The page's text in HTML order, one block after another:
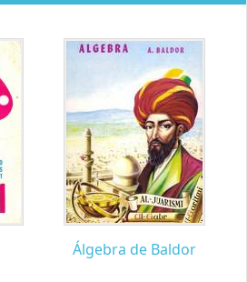
Álgebra de Baldor